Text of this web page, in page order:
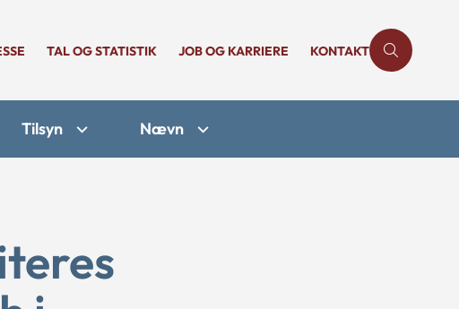
TAL OG STATISTIK JOB OG KARRIERE KONTAKT
Tilsyn Nævn